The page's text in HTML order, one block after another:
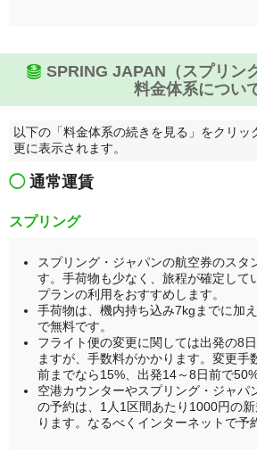
SPRING JAPAN（スプリン
料金体系につい
以下の「料金体系の続きを見る」をクリッ
更に表示されます。
◯ 通常運賃
スプリング
スプリング・ジャパンの航空券のスタ
す。手荷物も少なく、旅程が確定して
プランの利用をおすすめします。
手荷物は、機内持ち込み7kgまでに加
で無料です。
フライト便の変更に関しては出発の8
ますが、手数料がかかります。変更手
前までなら15%、出発14～8日前で50%
空港カウンターやスプリング・ジャパ
の予約は、1人1区間あたり1000円の
ります。なるべくインターネットで予